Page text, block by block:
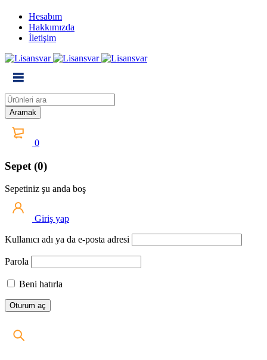
Hesabım
Hakkımızda
İletişim
0
Sepet (0)
Sepetiniz şu anda boş
Giriş yap
Kullanıcı adı ya da e-posta adresi
Parola
Beni hatırla